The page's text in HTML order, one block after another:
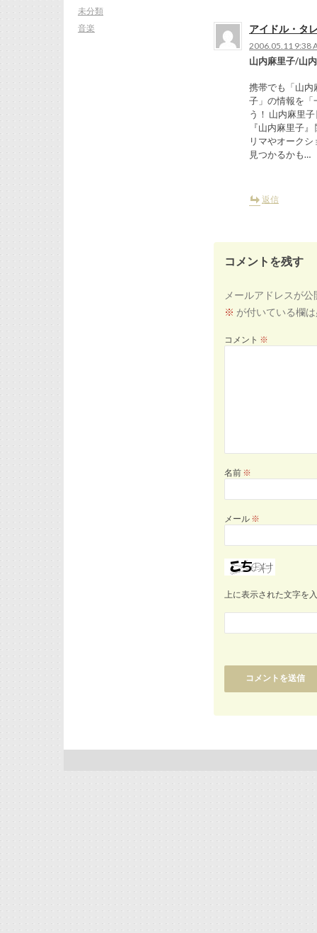
アイドル・タ
2006.05.11 9:38
山内麻里子/山
携帯でも「山内
子」の情報を「
う！ 山内麻里
『山内麻里子
リマやオーク
見つかるかも…
返信
コメントを残す
メールアドレスが
※ が付いている欄
コメント ※
名前 ※
メール ※
上に表示された文字を
未分類
音楽